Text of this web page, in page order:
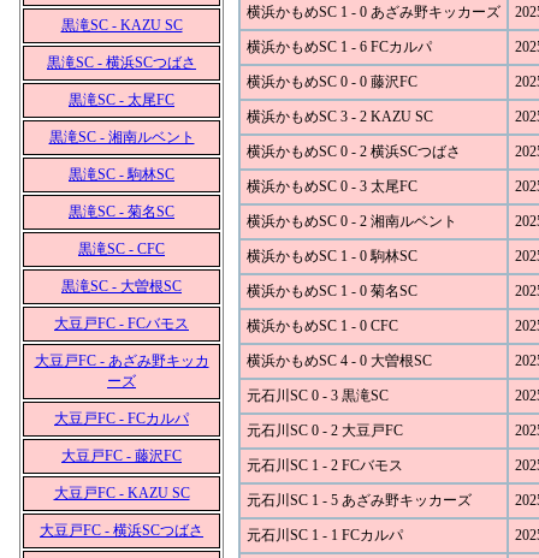
黒滝SC - KAZU SC
黒滝SC - 横浜SCつばさ
黒滝SC - 太尾FC
黒滝SC - 湘南ルベント
黒滝SC - 駒林SC
黒滝SC - 菊名SC
黒滝SC - CFC
黒滝SC - 大曽根SC
大豆戸FC - FCバモス
大豆戸FC - あざみ野キッカ
ーズ
大豆戸FC - FCカルパ
大豆戸FC - 藤沢FC
大豆戸FC - KAZU SC
大豆戸FC - 横浜SCつばさ
横浜かもめSC 1 - 0 あざみ野キッカーズ
横浜かもめSC 1 - 6 FCカルパ
横浜かもめSC 0 - 0 藤沢FC
横浜かもめSC 3 - 2 KAZU SC
横浜かもめSC 0 - 2 横浜SCつばさ
横浜かもめSC 0 - 3 太尾FC
横浜かもめSC 0 - 2 湘南ルベント
横浜かもめSC 1 - 0 駒林SC
横浜かもめSC 1 - 0 菊名SC
横浜かもめSC 1 - 0 CFC
横浜かもめSC 4 - 0 大曽根SC
元石川SC 0 - 3 黒滝SC
元石川SC 0 - 2 大豆戸FC
元石川SC 1 - 2 FCバモス
元石川SC 1 - 5 あざみ野キッカーズ
元石川SC 1 - 1 FCカルパ